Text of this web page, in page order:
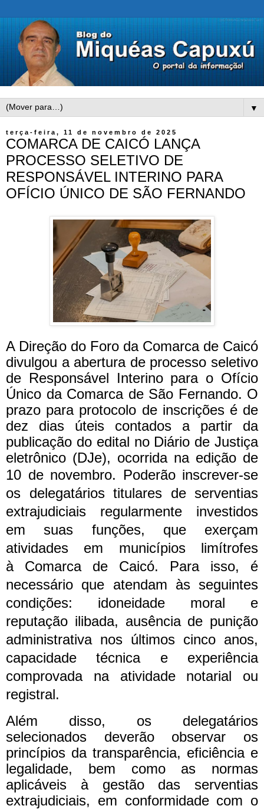
▼
terça-feira, 11 de novembro de 2025
COMARCA DE CAICÓ LANÇA
PROCESSO SELETIVO DE
RESPONSÁVEL INTERINO PARA
OFÍCIO ÚNICO DE SÃO FERNANDO
A Direção do Foro da Comarca de Caicó
divulgou a abertura de processo seletivo
de Responsável Interino para o Ofício
Único da Comarca de São Fernando. O
prazo para protocolo de inscrições é de
dez dias úteis contados a partir da
publicação do edital no Diário de Justiça
eletrônico (DJe), ocorrida na edição de
10 de novembro. Poderão inscrever-se
os delegatários titulares de serventias
extrajudiciais regularmente investidos
em suas funções, que exerçam
atividades em municípios limítrofes
à Comarca de Caicó. Para isso, é
necessário que atendam às seguintes
condições: idoneidade moral e
reputação ilibada, ausência de punição
administrativa nos últimos cinco anos,
capacidade técnica e experiência
comprovada na atividade notarial ou
registral.
Além disso, os delegatários
selecionados deverão observar os
princípios da transparência, eficiência e
legalidade, bem como as normas
aplicáveis à gestão das serventias
extrajudiciais, em conformidade com o